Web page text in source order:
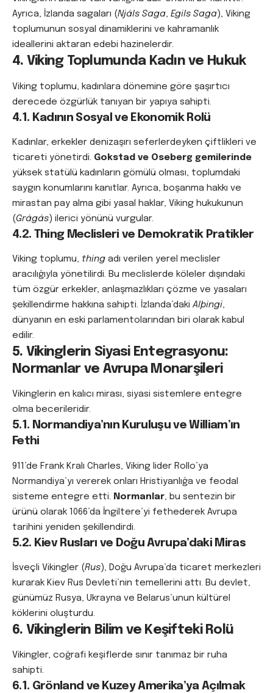
Ayrıca, İzlanda sagaları (Njáls Saga, Egils Saga), Viking
toplumunun sosyal dinamiklerini ve kahramanlık
ideallerini aktaran edebi hazinelerdir.
4. Viking Toplumunda Kadın ve Hukuk
Viking toplumu, kadınlara dönemine göre şaşırtıcı
derecede özgürlük tanıyan bir yapıya sahipti.
4.1. Kadının Sosyal ve Ekonomik Rolü
Kadınlar, erkekler denizaşırı seferlerdeyken çiftlikleri ve
ticareti yönetirdi. Gokstad ve Oseberg gemilerinde
yüksek statülü kadınların gömülü olması, toplumdaki
saygın konumlarını kanıtlar. Ayrıca, boşanma hakkı ve
mirastan pay alma gibi yasal haklar, Viking hukukunun
(Grágás) ilerici yönünü vurgular.
4.2. Thing Meclisleri ve Demokratik Pratikler
Viking toplumu, thing adı verilen yerel meclisler
aracılığıyla yönetilirdi. Bu meclislerde köleler dışındaki
tüm özgür erkekler, anlaşmazlıkları çözme ve yasaları
şekillendirme hakkına sahipti. İzlanda’daki Alþingi,
dünyanın en eski parlamentolarından biri olarak kabul
edilir.
5. Vikinglerin Siyasi Entegrasyonu:
Normanlar ve Avrupa Monarşileri
Vikinglerin en kalıcı mirası, siyasi sistemlere entegre
olma becerileridir.
5.1. Normandiya’nın Kuruluşu ve William’ın
Fethi
911’de Frank Kralı Charles, Viking lider Rollo’ya
Normandiya’yı vererek onları Hristiyanlığa ve feodal
sisteme entegre etti. Normanlar, bu sentezin bir
ürünü olarak 1066’da İngiltere’yi fethederek Avrupa
tarihini yeniden şekillendirdi.
5.2. Kiev Rusları ve Doğu Avrupa’daki Miras
İsveçli Vikingler (Rus), Doğu Avrupa’da ticaret merkezleri
kurarak Kiev Rus Devleti’nin temellerini attı. Bu devlet,
günümüz Rusya, Ukrayna ve Belarus’unun kültürel
köklerini oluşturdu.
6. Vikinglerin Bilim ve Keşifteki Rolü
Vikingler, coğrafi keşiflerde sınır tanımaz bir ruha
sahipti.
6.1. Grönland ve Kuzey Amerika’ya Açılmak